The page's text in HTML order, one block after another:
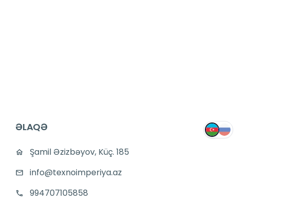
ƏLAQƏ
Şamil Əzizbəyov, Küç. 185
info@texnoimperiya.az
994707105858